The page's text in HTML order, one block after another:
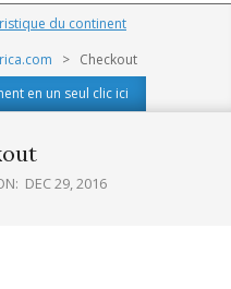
du continent
> Checkout
en un seul clic ici
DEC 29, 2016